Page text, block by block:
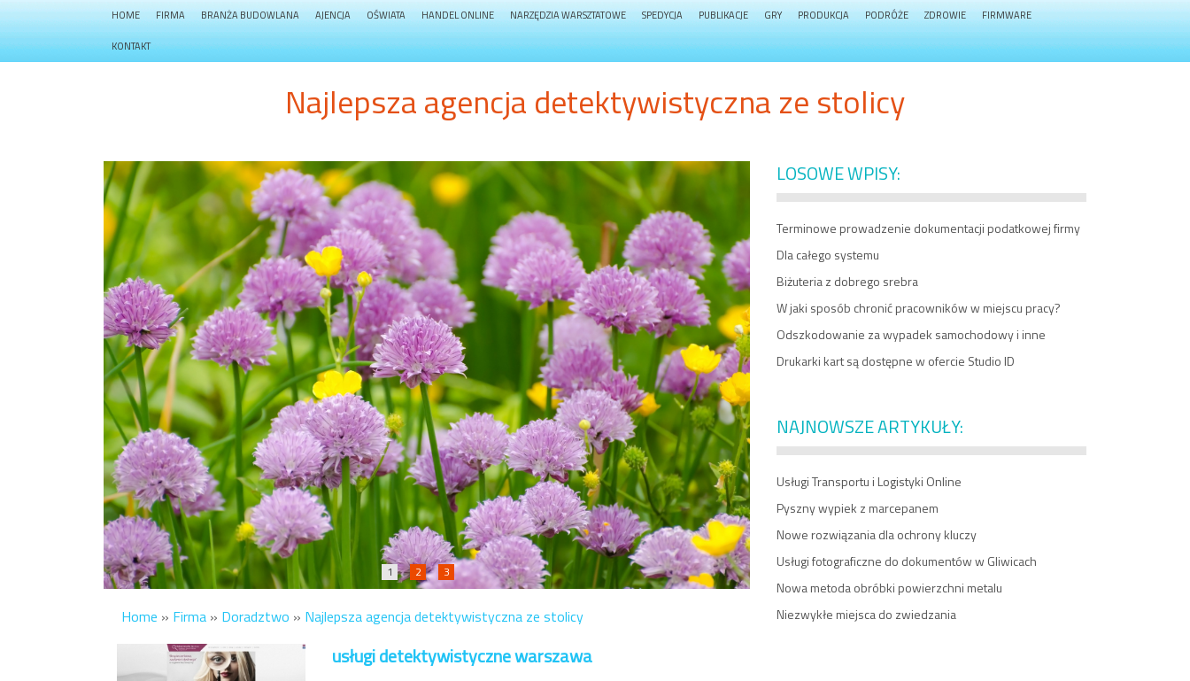
HOME FIRMA BRANŻA BUDOWLANA AJENCJA OŚWIATA HANDEL ONLINE NARZĘDZIA WARSZTATOWE SPEDYCJA PUBLIKACJE GRY PRODUKCJA PODRÓŻE ZDROWIE FIRMWARE
KONTAKT
Najlepsza agencja detektywistyczna ze stolicy
1 2 3
Home » Firma » Doradztwo » Najlepsza agencja detektywistyczna ze stolicy
usługi detektywistyczne warszawa
LOSOWE WPISY:
Terminowe prowadzenie dokumentacji podatkowej firmy
Dla całego systemu
Biżuteria z dobrego srebra
W jaki sposób chronić pracowników w miejscu pracy?
Odszkodowanie za wypadek samochodowy i inne
Drukarki kart są dostępne w ofercie Studio ID
NAJNOWSZE ARTYKUŁY:
Usługi Transportu i Logistyki Online
Pyszny wypiek z marcepanem
Nowe rozwiązania dla ochrony kluczy
Usługi fotograficzne do dokumentów w Gliwicach
Nowa metoda obróbki powierzchni metalu
Niezwykłe miejsca do zwiedzania